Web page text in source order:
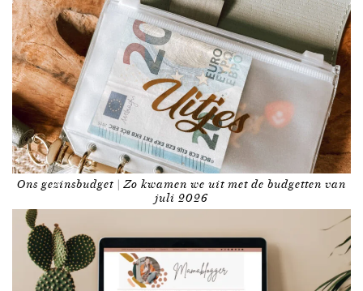
Ons gezinsbudget | Zo kwamen we uit met de budgetten van
juli 2026